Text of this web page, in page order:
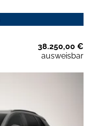
38.250,00 €
ausweisbar